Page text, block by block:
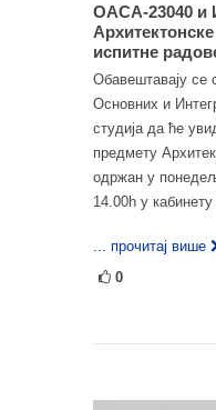
ОАСА-23040 и
испитне
Обавештавају се
Основних и
студија да ће
предмету
одржан у
14.00h у кабинету
... прочитај више
0